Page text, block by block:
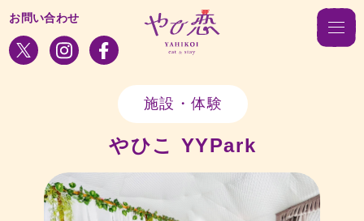
お問い合わせ
施設・体験
やひこ YYPark